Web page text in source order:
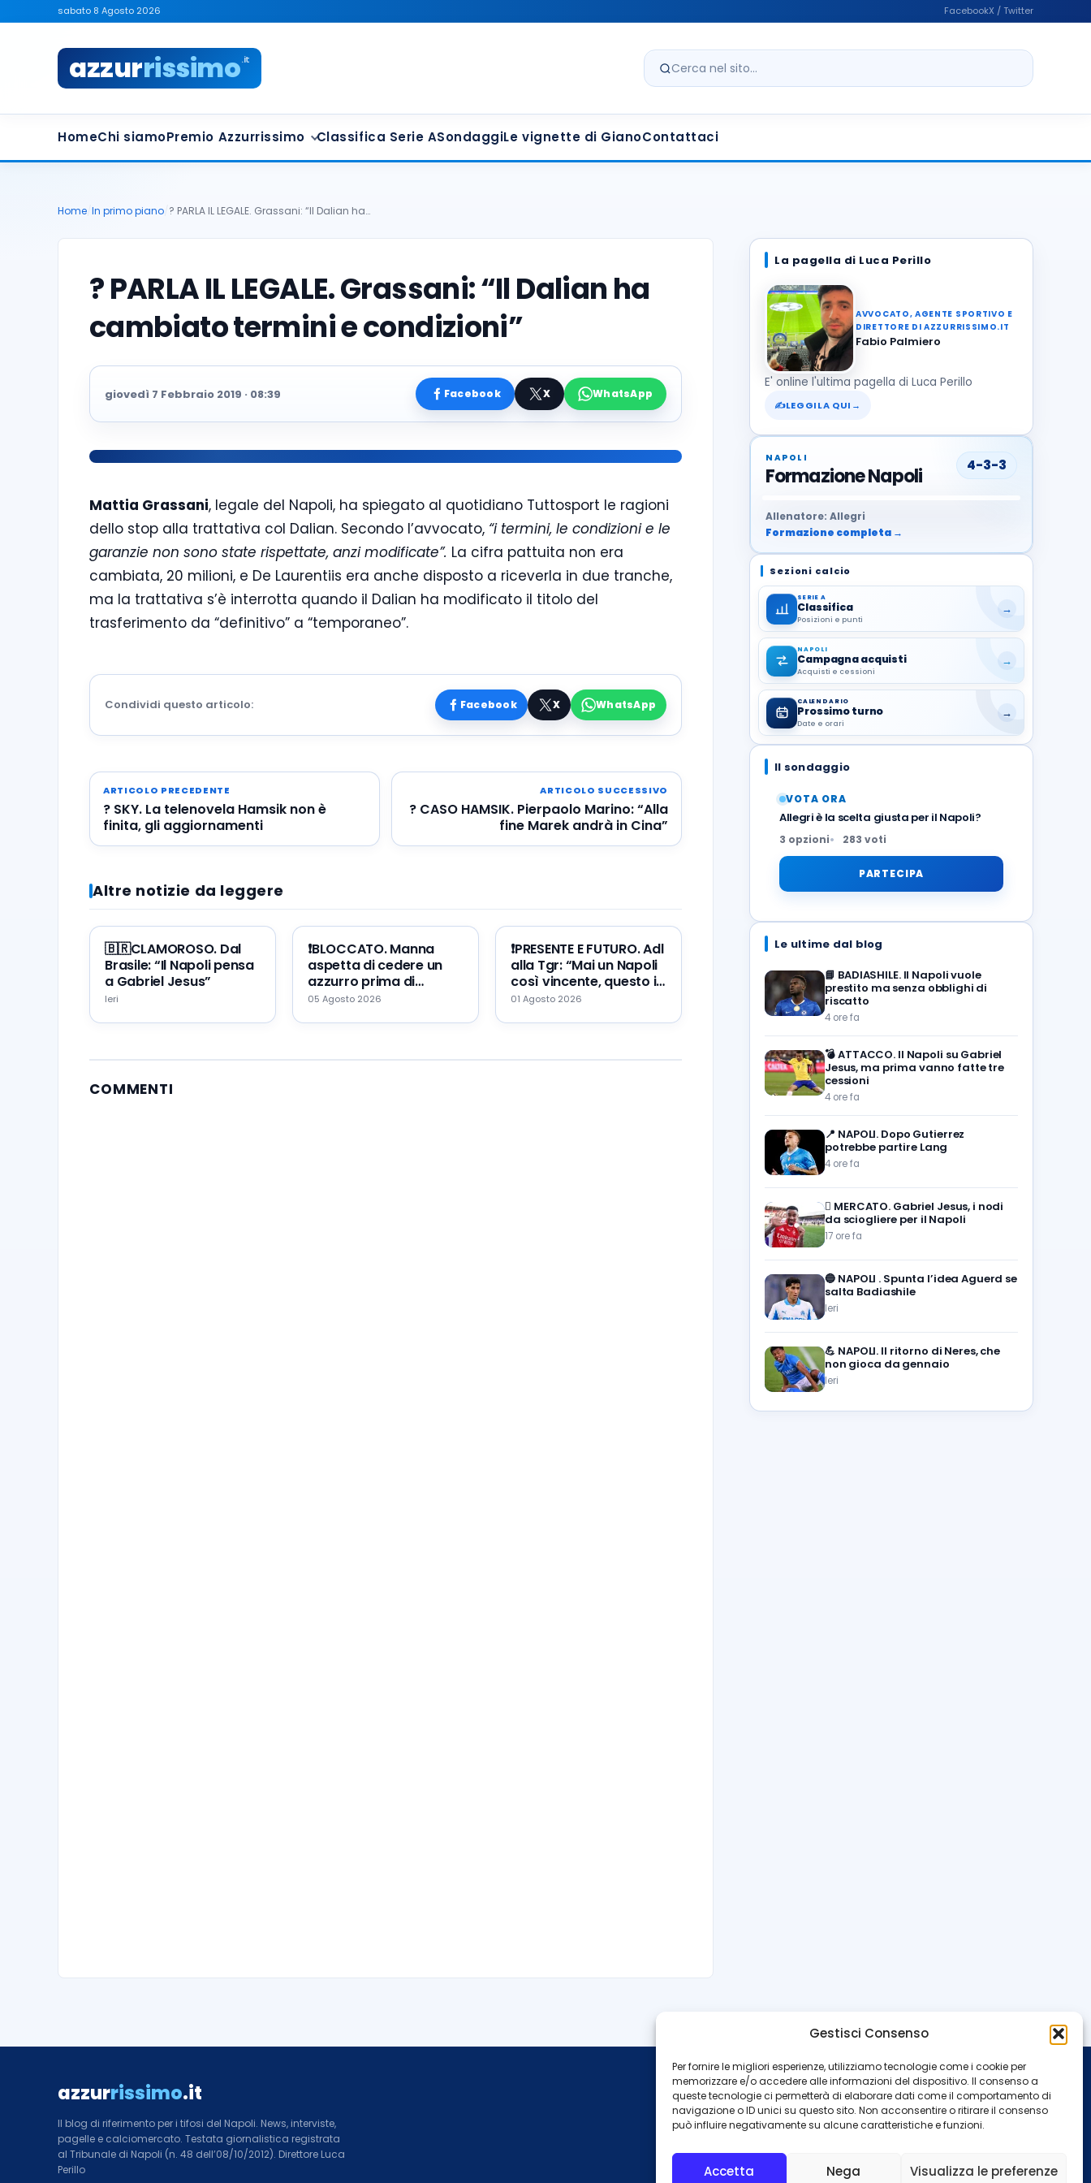
Gestisci Consenso
Per fornire le migliori esperienze, utilizziamo tecnologie come i cookie per
memorizzare e/o accedere alle informazioni del dispositivo. Il consenso a
queste tecnologie ci permetterà di elaborare dati come il comportamento di
navigazione o ID unici su questo sito. Non acconsentire o ritirare il consenso
può influire negativamente su alcune caratteristiche e funzioni.
Accetta Nega Visualizza le preferenze
sabato 8 Agosto 2026 FacebookX / Twitter
azzurrissimo.it
Cerca nel sito
HomeChi siamoPremio Azzurrissimo Classifica Serie ASondaggiLe vignette di GianoContattaci
Home In primo piano ? PARLA IL LEGALE. Grassani: “Il Dalian ha…
? PARLA IL LEGALE. Grassani: “Il Dalian ha
cambiato termini e condizioni”
giovedì 7 Febbraio 2019 · 08:39 Facebook X WhatsApp
Mattia Grassani, legale del Napoli, ha spiegato al quotidiano Tuttosport le ragioni
dello stop alla trattativa col Dalian. Secondo l’avvocato, “i termini, le condizioni e le
garanzie non sono state rispettate, anzi modificate”. La cifra pattuita non era
cambiata, 20 milioni, e De Laurentiis era anche disposto a riceverla in due tranche,
ma la trattativa s’è interrotta quando il Dalian ha modificato il titolo del
trasferimento da “definitivo” a “temporaneo”.
Condividi questo articolo: Facebook X WhatsApp
ARTICOLO PRECEDENTE
? SKY. La telenovela Hamsik non è
finita, gli aggiornamenti
ARTICOLO SUCCESSIVO
? CASO HAMSIK. Pierpaolo Marino: “Alla
fine Marek andrà in Cina”
Altre notizie da leggere
🇧🇷CLAMOROSO. Dal
Brasile: “Il Napoli pensa
a Gabriel Jesus”
Ieri
❗️BLOCCATO. Manna
aspetta di cedere un
azzurro prima di
portare Zeballos al
05 Agosto 2026
❗️PRESENTE E FUTURO. Adl
alla Tgr: “Mai un Napoli
così vincente, questo il
mio errore ed il mio
01 Agosto 2026
COMMENTI
La pagella di Luca Perillo
AVVOCATO, AGENTE SPORTIVO E
DIRETTORE DI AZZURRISSIMO.IT
Fabio Palmiero
E' online l'ultima pagella di Luca Perillo
✍LEGGILA QUI →
NAPOLI
Formazione Napoli 4-3-3
Allenatore: Allegri
Formazione completa →
Sezioni calcio
SERIE A
Classifica
Posizioni e punti
→
NAPOLI
Campagna acquisti
Acquisti e cessioni
→
CALENDARIO
Prossimo turno
Date e orari
→
Il sondaggio
VOTA ORA
Allegri è la scelta giusta per il Napoli?
3 opzioni 283 voti
PARTECIPA
Le ultime dal blog
📘 BADIASHILE. Il Napoli vuole
prestito ma senza obblighi di
riscatto
4 ore fa
💣ATTACCO. Il Napoli su Gabriel
Jesus, ma prima vanno fatte tre
cessioni
4 ore fa
📍 NAPOLI. Dopo Gutierrez
potrebbe partire Lang
4 ore fa
🪎 MERCATO. Gabriel Jesus, i nodi
da sciogliere per il Napoli
17 ore fa
🔵 NAPOLI . Spunta l’idea Aguerd se
salta Badiashile
Ieri
💪 NAPOLI. Il ritorno di Neres, che
non gioca da gennaio
Ieri
azzurrissimo.it
Il blog di riferimento per i tifosi del Napoli. News, interviste,
pagelle e calciomercato. Testata giornalistica registrata
al Tribunale di Napoli (n. 48 dell’08/10/2012). Direttore Luca
Perillo
INFO
Redazione
Contattaci